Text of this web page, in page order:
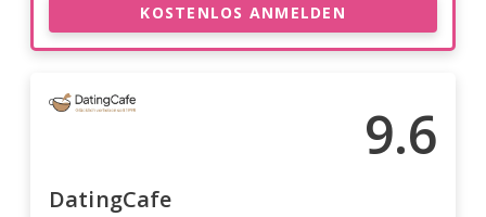
KOSTENLOS ANMELDEN
9.6
DatingCafe